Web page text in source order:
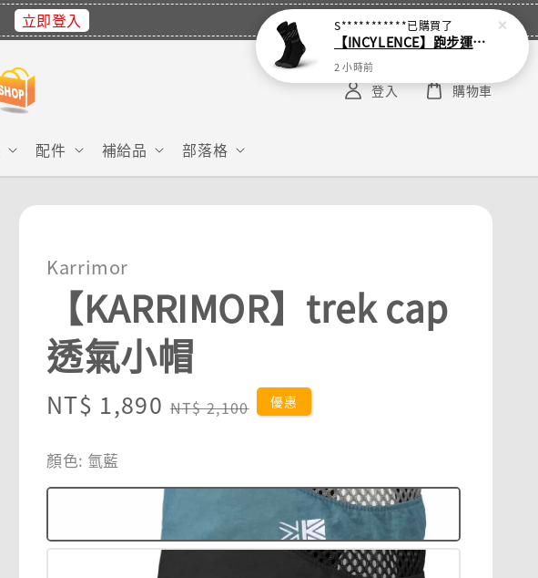
立即登入
配件 補給品 部落格
登入 購物車
Karrimor
【KARRIMOR】trek cap
透氣小帽
Sale
NT$ 1,890 Regular
NT$ 2,100 優惠
顏色: 氫藍
S***********已購買了
【INCYLENCE】跑步運動機能襪 Disrupts Black
2 小時前